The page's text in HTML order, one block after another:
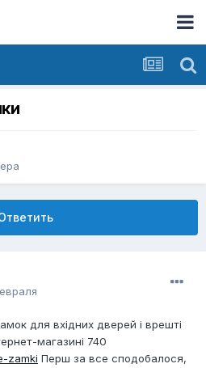
для вхідних дверей і врешті
магазині 740
zamki Перш за все сподобалося,